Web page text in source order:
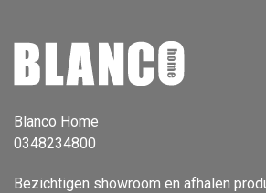
Alle deco
Vaas
Kandelaar
Object
Blanco Home
0348234800
Bezichtigen showroom en afhalen